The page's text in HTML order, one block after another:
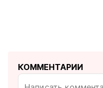
КОММЕНТАРИИ